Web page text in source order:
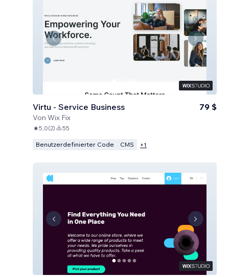
Virtu - Service Business
Von Wix Fix
79 $
5,0(2) 55
Benutzerdefinierter Code CMS +1